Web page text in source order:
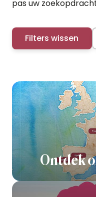
pas uw
Filters wissen
Ontdek